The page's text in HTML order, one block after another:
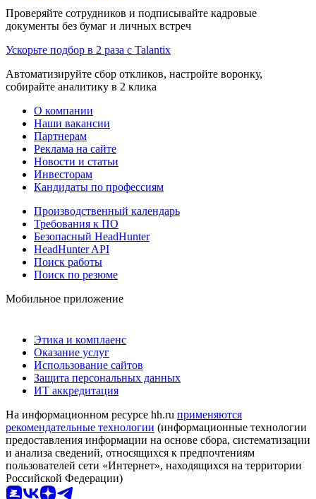
Проверяйте сотрудников и подписывайте кадровые
документы без бумаг и личных встреч
Ускорьте подбор в 2 раза с Talantix
Автоматизируйте сбор откликов, настройте воронку,
собирайте аналитику в 2 клика
О компании
Наши вакансии
Партнерам
Реклама на сайте
Новости и статьи
Инвесторам
Кандидаты по профессиям
Производственный календарь
Требования к ПО
Безопасный HeadHunter
HeadHunter API
Поиск работы
Поиск по резюме
Мобильное приложение
Этика и комплаенс
Оказание услуг
Использование сайтов
Защита персональных данных
ИТ аккредитация
На информационном ресурсе hh.ru применяются
рекомендательные технологии (информационные технологии
предоставления информации на основе сбора, систематизации
и анализа сведений, относящихся к предпочтениям
пользователей сети «Интернет», находящихся на территории
Российской Федерации)